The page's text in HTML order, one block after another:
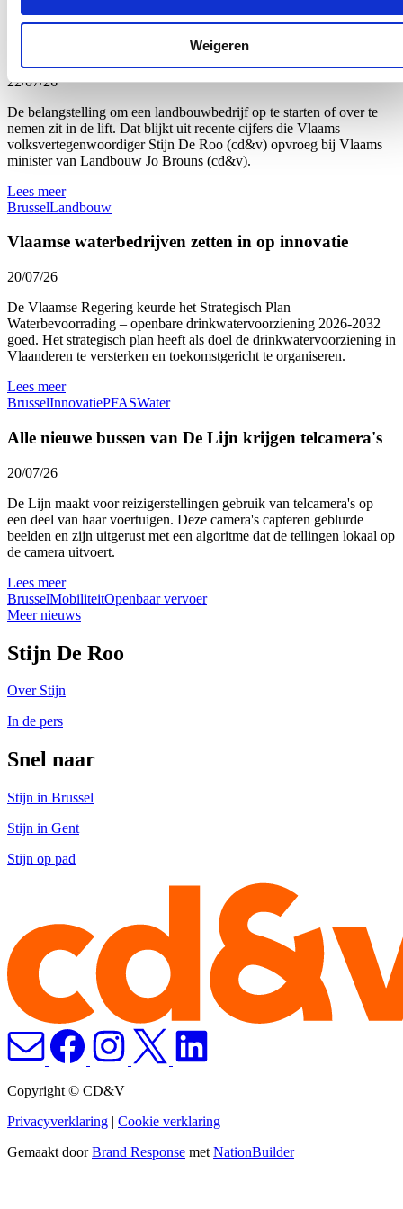
Weigeren
Interesse in landbouw neemt toe: meer deelnemers
aan landbouwopleidingen
22/07/26
De belangstelling om een landbouwbedrijf op te starten of over te
nemen zit in de lift. Dat blijkt uit recente cijfers die Vlaams
volksvertegenwoordiger Stijn De Roo (cd&v) opvroeg bij Vlaams
minister van Landbouw Jo Brouns (cd&v).
Lees meer
BrusselLandbouw
Vlaamse waterbedrijven zetten in op innovatie
20/07/26
De Vlaamse Regering keurde het Strategisch Plan
Waterbevoorrading – openbare drinkwatervoorziening 2026-2032
goed. Het strategisch plan heeft als doel de drinkwatervoorziening in
Vlaanderen te versterken en toekomstgericht te organiseren.
Lees meer
BrusselInnovatiePFASWater
Alle nieuwe bussen van De Lijn krijgen telcamera's
20/07/26
De Lijn maakt voor reizigerstellingen gebruik van telcamera's op
een deel van haar voertuigen. Deze camera's capteren geblurde
beelden en zijn uitgerust met een algoritme dat de tellingen lokaal op
de camera uitvoert.
Lees meer
BrusselMobiliteitOpenbaar vervoer
Meer nieuws
Stijn De Roo
Over Stijn
In de pers
Snel naar
Stijn in Brussel
Stijn in Gent
Stijn op pad
Copyright © CD&V
Privacyverklaring | Cookie verklaring
Gemaakt doorBrand Response met NationBuilder